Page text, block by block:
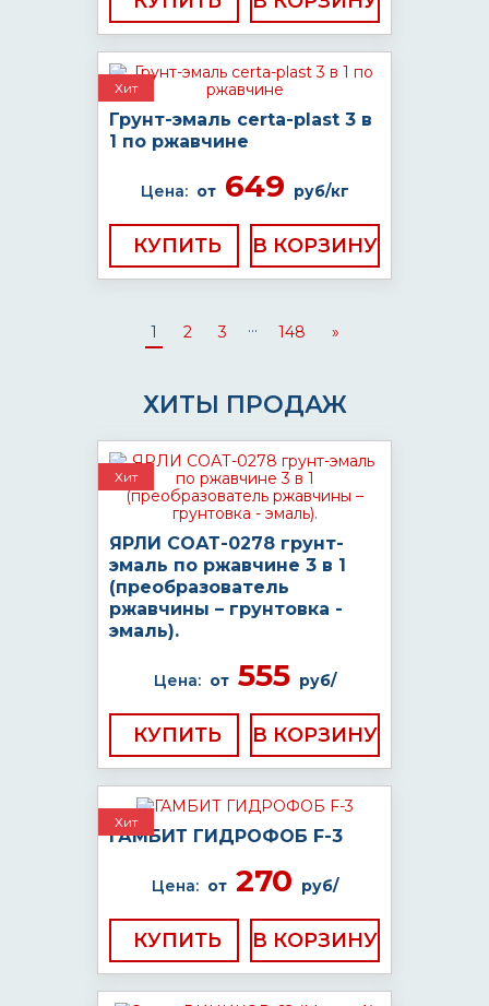
Хит
Грунт-эмаль certa-plast 3 в
1 по ржавчине
Цена: от649 руб/кг
КУПИТЬ
1 2 3 ... 148 »
ХИТЫ ПРОДАЖ
Хит
ЯРЛИ СОАТ-0278 грунт-
эмаль по ржавчине 3 в 1
(преобразователь
ржавчины – грунтовка -
эмаль).
Цена: от555 руб/
КУПИТЬ
Хит
ГАМБИТ ГИДРОФОБ F-3
Цена: от270 руб/
КУПИТЬ